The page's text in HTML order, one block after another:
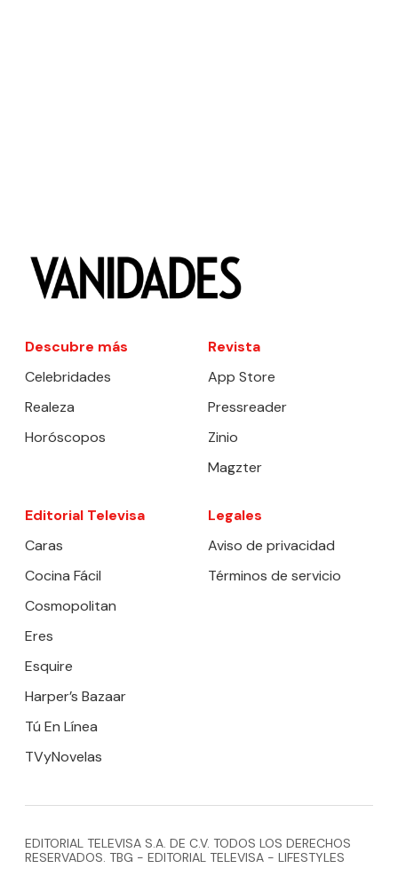
Descubre más
Celebridades
Realeza
Horóscopos
Revista
App Store
Pressreader
Zinio
Magzter
Editorial Televisa
Caras
Cocina Fácil
Cosmopolitan
Eres
Esquire
Harper’s Bazaar
Tú En Línea
TVyNovelas
Legales
Aviso de privacidad
Términos de servicio
EDITORIAL TELEVISA S.A. DE C.V. TODOS LOS DERECHOS
RESERVADOS. TBG - EDITORIAL TELEVISA - LIFESTYLES